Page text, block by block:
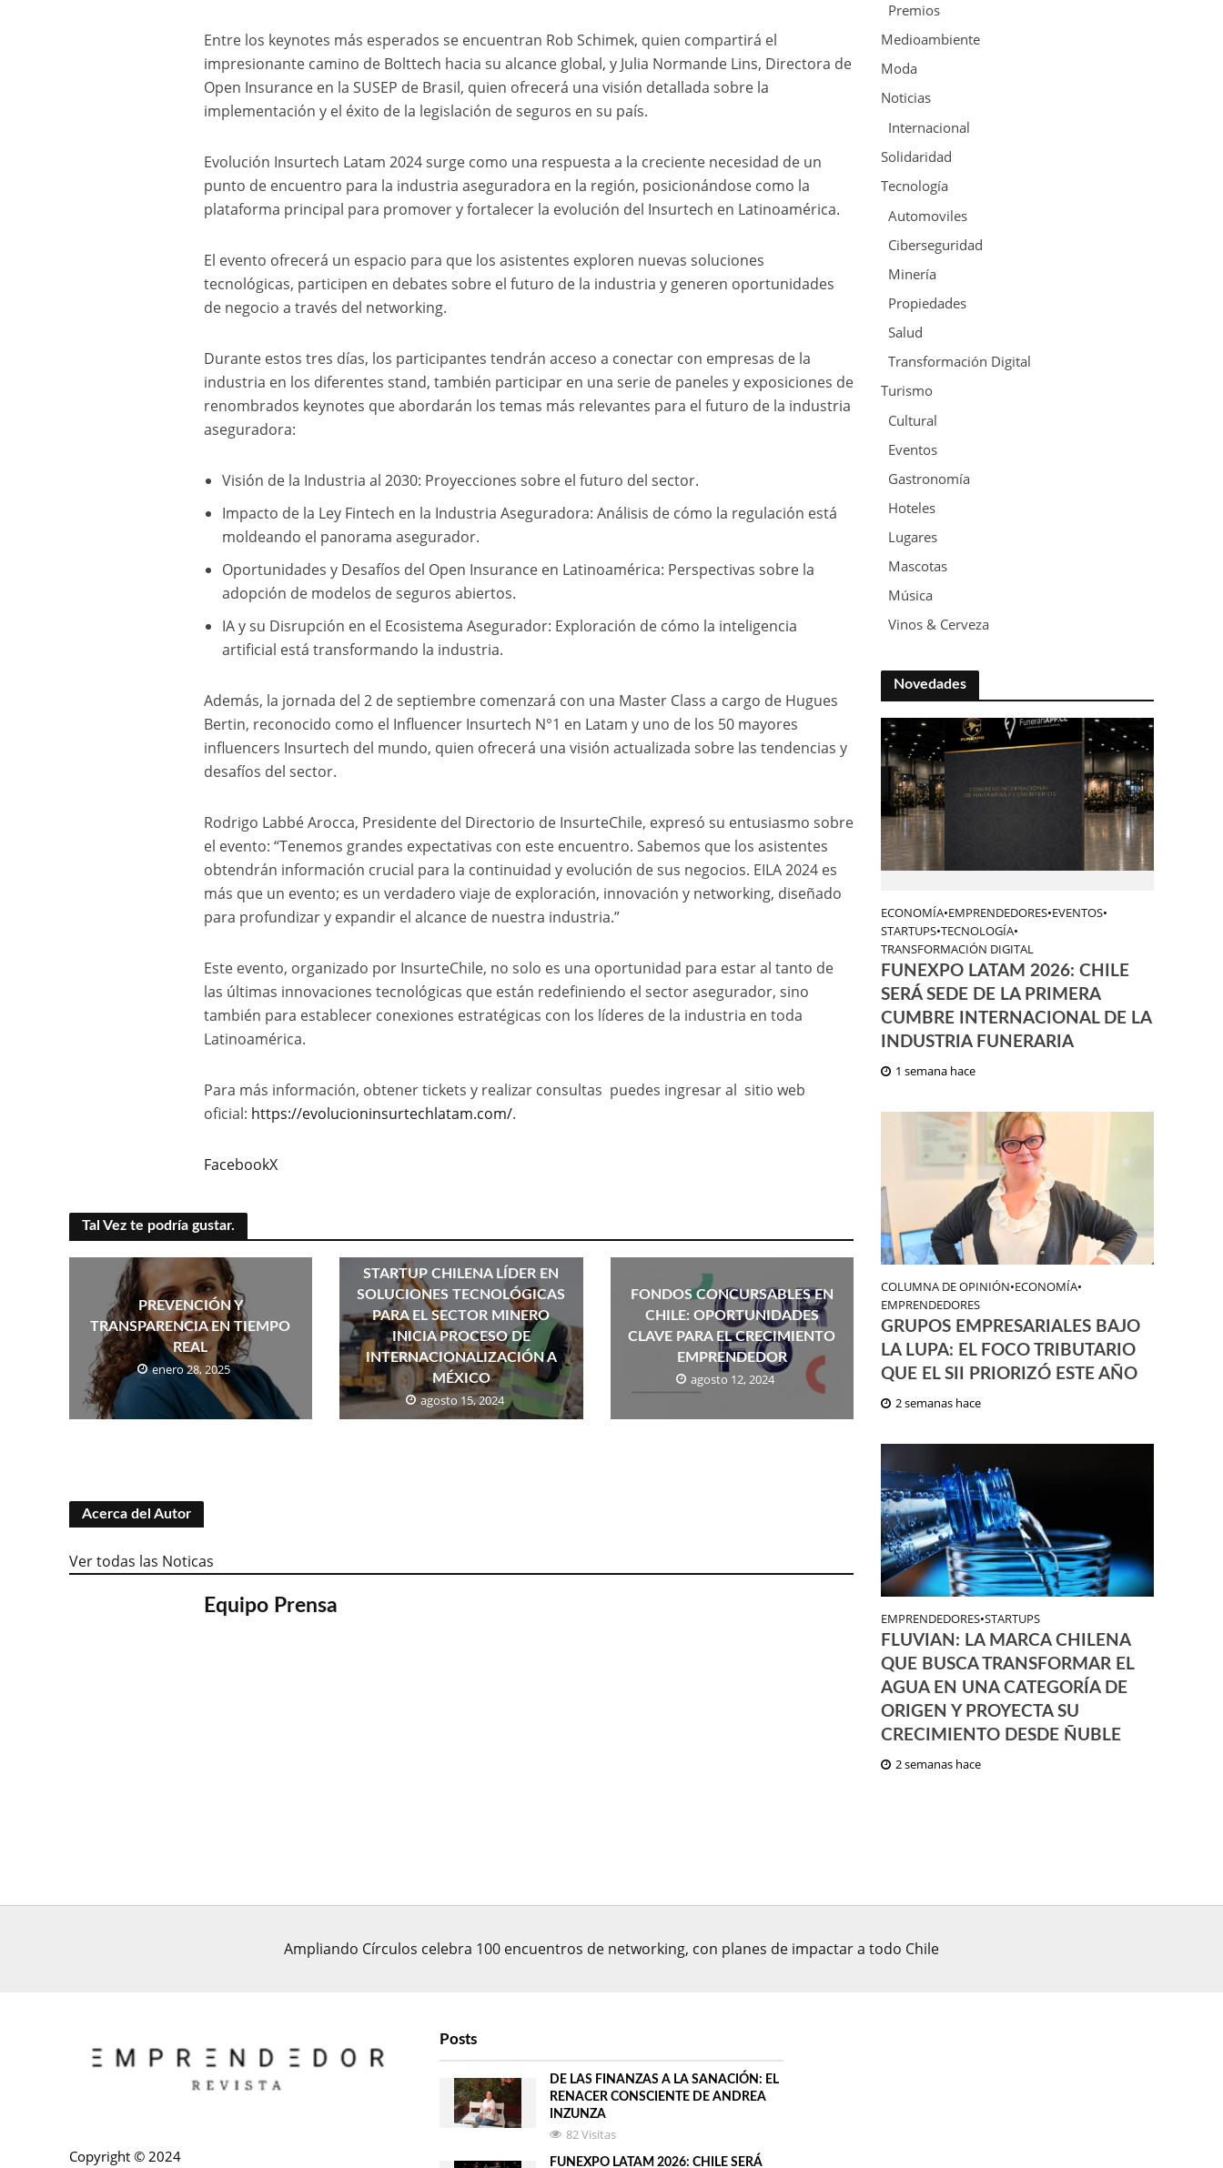
Entre los keynotes más esperados se encuentran Rob Schimek, quien compartirá el
impresionante camino de Bolttech hacia su alcance global, y Julia Normande Lins, Directora de
Open Insurance en la SUSEP de Brasil, quien ofrecerá una visión detallada sobre la
implementación y el éxito de la legislación de seguros en su país.
Evolución Insurtech Latam 2024 surge como una respuesta a la creciente necesidad de un
punto de encuentro para la industria aseguradora en la región, posicionándose como la
plataforma principal para promover y fortalecer la evolución del Insurtech en Latinoamérica.
El evento ofrecerá un espacio para que los asistentes exploren nuevas soluciones
tecnológicas, participen en debates sobre el futuro de la industria y generen oportunidades
de negocio a través del networking.
Durante estos tres días, los participantes tendrán acceso a conectar con empresas de la
industria en los diferentes stand, también participar en una serie de paneles y exposiciones de
renombrados keynotes que abordarán los temas más relevantes para el futuro de la industria
aseguradora:
Visión de la Industria al 2030: Proyecciones sobre el futuro del sector.
Impacto de la Ley Fintech en la Industria Aseguradora: Análisis de cómo la regulación está
moldeando el panorama asegurador.
Oportunidades y Desafíos del Open Insurance en Latinoamérica: Perspectivas sobre la
adopción de modelos de seguros abiertos.
IA y su Disrupción en el Ecosistema Asegurador: Exploración de cómo la inteligencia
artificial está transformando la industria.
Además, la jornada del 2 de septiembre comenzará con una Master Class a cargo de Hugues
Bertin, reconocido como el Influencer Insurtech N°1 en Latam y uno de los 50 mayores
influencers Insurtech del mundo, quien ofrecerá una visión actualizada sobre las tendencias y
desafíos del sector.
Rodrigo Labbé Arocca, Presidente del Directorio de InsurteChile, expresó su entusiasmo sobre
el evento: “Tenemos grandes expectativas con este encuentro. Sabemos que los asistentes
obtendrán información crucial para la continuidad y evolución de sus negocios. EILA 2024 es
más que un evento; es un verdadero viaje de exploración, innovación y networking, diseñado
para profundizar y expandir el alcance de nuestra industria.”
Este evento, organizado por InsurteChile, no solo es una oportunidad para estar al tanto de
las últimas innovaciones tecnológicas que están redefiniendo el sector asegurador, sino
también para establecer conexiones estratégicas con los líderes de la industria en toda
Latinoamérica.
Para más información, obtener tickets y realizar consultas puedes ingresar al sitio web
oficial: https://evolucioninsurtechlatam.com/.
FacebookX
Tal Vez te podría gustar.
PREVENCIÓN Y
TRANSPARENCIA EN TIEMPO
REAL
enero 28, 2025
STARTUP CHILENA LÍDER EN
SOLUCIONES TECNOLÓGICAS
PARA EL SECTOR MINERO
INICIA PROCESO DE
INTERNACIONALIZACIÓN A
MÉXICO
agosto 15, 2024
FONDOS CONCURSABLES EN
CHILE: OPORTUNIDADES
CLAVE PARA EL CRECIMIENTO
EMPRENDEDOR
agosto 12, 2024
Acerca del Autor
Ver todas las Noticas
Equipo Prensa
Premios
Medioambiente
Moda
Noticias
Internacional
Solidaridad
Tecnología
Automoviles
Ciberseguridad
Minería
Propiedades
Salud
Transformación Digital
Turismo
Cultural
Eventos
Gastronomía
Hoteles
Lugares
Mascotas
Música
Vinos & Cerveza
Novedades
ECONOMÍA•EMPRENDEDORES•EVENTOS•
STARTUPS•TECNOLOGÍA•
TRANSFORMACIÓN DIGITAL
FUNEXPO LATAM 2026: CHILE
SERÁ SEDE DE LA PRIMERA
CUMBRE INTERNACIONAL DE LA
INDUSTRIA FUNERARIA
1 semana hace
COLUMNA DE OPINIÓN•ECONOMÍA•
EMPRENDEDORES
GRUPOS EMPRESARIALES BAJO
LA LUPA: EL FOCO TRIBUTARIO
QUE EL SII PRIORIZÓ ESTE AÑO
2 semanas hace
EMPRENDEDORES•STARTUPS
FLUVIAN: LA MARCA CHILENA
QUE BUSCA TRANSFORMAR EL
AGUA EN UNA CATEGORÍA DE
ORIGEN Y PROYECTA SU
CRECIMIENTO DESDE ÑUBLE
2 semanas hace
Ampliando Círculos celebra 100 encuentros de networking, con planes de impactar a todo Chile
Copyright © 2024
Posts
DE LAS FINANZAS A LA SANACIÓN: EL
RENACER CONSCIENTE DE ANDREA
INZUNZA
82 Visitas
FUNEXPO LATAM 2026: CHILE SERÁ